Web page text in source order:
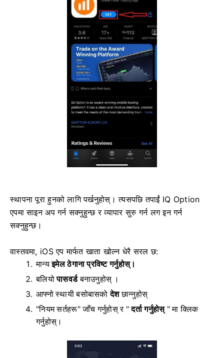
स्थापना पूरा हुनको लागि पर्खनुहोस्। त्यसपछि तपाईं IQ Option
एपमा साइन अप गर्न सक्नुहुन्छ र व्यापार सुरु गर्न लग इन गर्न
सक्नुहुन्छ।
वास्तवमा, iOS एप मार्फत खाता खोल्न धेरै सरल छ:
मान्यइमेल ठेगाना प्रविष्ट गर्नुहोस्।
बलियोपासवर्डबनाउनुहोस् ।
आफ्नो स्थायी बसोबासकोदेशछान्नुहोस्
"नियम सर्तहरू" जाँच गर्नुहोस् र "दर्ता गर्नुहोस्" मा क्लिक
गर्नुहोस्।